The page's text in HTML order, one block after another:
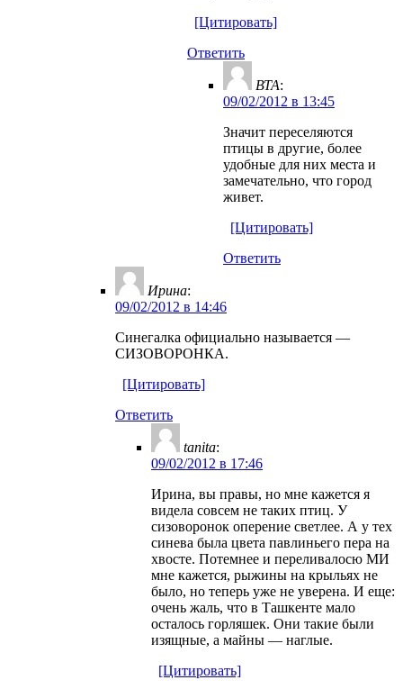
[Цитировать]
Ответить
ВТА:
09/02/2012 в 13:45
Значит переселяются
птицы в другие, более
удобные для них места и
замечательно, что город
живет.
[Цитировать]
Ответить
Ирина:
09/02/2012 в 14:46
Синегалка официально называется —
СИЗОВОРОНКА.
[Цитировать]
Ответить
tanita:
09/02/2012 в 17:46
Ирина, вы правы, но мне кажется я
видела совсем не таких птиц. У
сизоворонок оперение светлее. А у тех
синева была цвета павлиньего пера на
хвосте. Потемнее и переливалосю МИ
мне кажется, рыжины на крыльях не
было, но теперь уже не уверена. И еще:
очень жаль, что в Ташкенте мало
осталось горляшек. Они такие были
изящные, а майны — наглые.
[Цитировать]